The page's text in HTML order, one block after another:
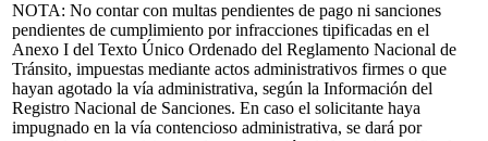
NOTA: No contar con multas pendientes de pago ni sanciones
pendientes de cumplimiento por infracciones tipificadas en el
Anexo I del Texto Único Ordenado del Reglamento Nacional de
Tránsito, impuestas mediante actos administrativos firmes o que
hayan agotado la vía administrativa, según la Información del
Registro Nacional de Sanciones. En caso el solicitante haya
impugnado en la vía contencioso administrativa, se dará por